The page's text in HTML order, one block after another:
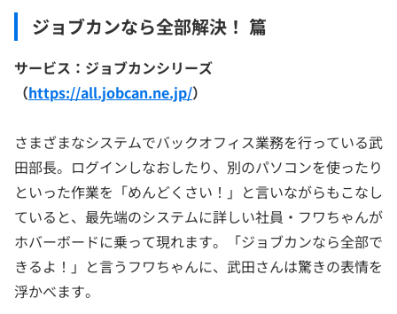
ジョブカンなら全部解決！ 篇
サービス：ジョブカンシリーズ
（https://all.jobcan.ne.jp/）
さまざまなシステムでバックオフィス業務を行っている武
田部長。ログインしなおしたり、別のパソコンを使ったり
といった作業を「めんどくさい！」と言いながらもこなし
ていると、最先端のシステムに詳しい社員・フワちゃんが
ホバーボードに乗って現れます。「ジョブカンなら全部で
きるよ！」と言うフワちゃんに、武田さんは驚きの表情を
浮かべます。